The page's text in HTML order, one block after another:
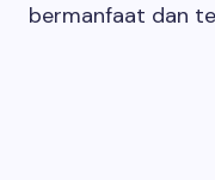
bermanfaat dan